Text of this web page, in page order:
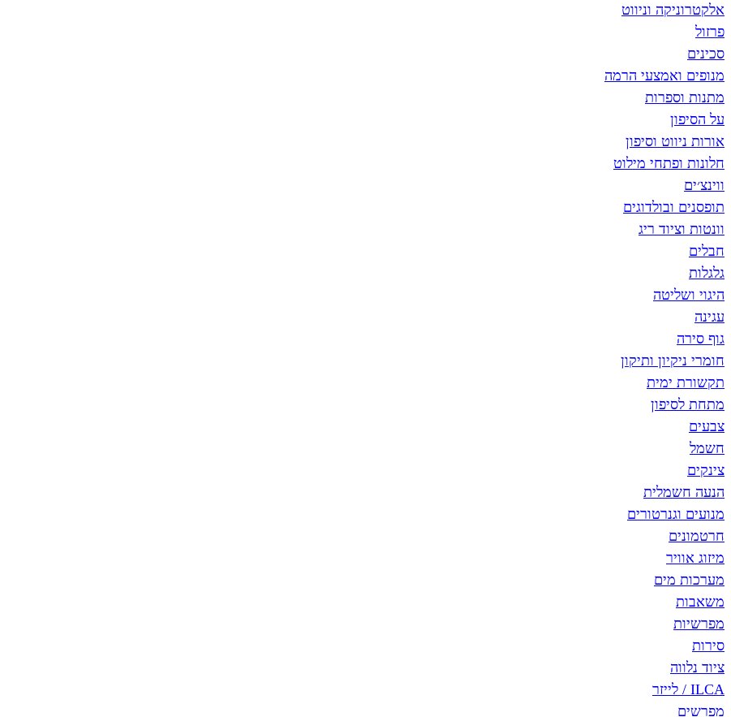
אלקטרוניקה וניווט
פרזול
סכינים
מנופים ואמצעי הרמה
מתנות וספרות
על הסיפון
אורות ניווט וסיפון
חלונות ופתחי מילוט
ווינצ׳ים
תופסנים ובולדוגים
וונטות וציוד ריג
חבלים
גלגלות
היגוי ושליטה
עגינה
גוף סירה
חומרי ניקיון ותיקון
תקשורת ימית
מתחת לסיפון
צבעים
חשמל
צינקים
הנעה חשמלית
מנועים וגנרטורים
חרטמונים
מיזוג אוויר
מערכות מים
משאבות
מפרשיות
סירות
ציוד נלווה
ILCA / לייזר
מפרשים